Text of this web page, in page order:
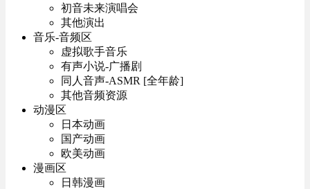
初音未来演唱会
其他演出
音乐-音频区
虚拟歌手音乐
有声小说-广播剧
同人音声-ASMR [全年龄]
其他音频资源
动漫区
日本动画
国产动画
欧美动画
漫画区
日韩漫画